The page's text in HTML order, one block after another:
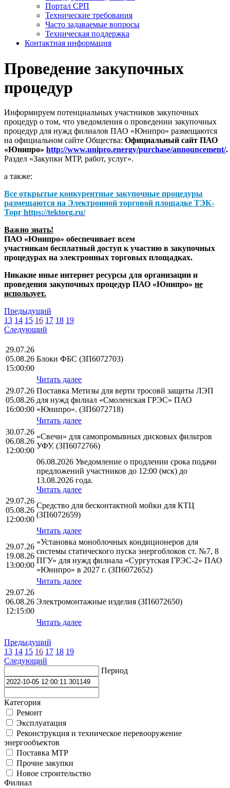
Портал СРП
Технические требования
Часто задаваемые вопросы
Техническая поддержка
Контактная информация
Проведение закупочных
процедур
Информируем потенциальных участников закупочных
процедур о том, что уведомления о проведении закупочных
процедур для нужд филиалов ПАО «Юнипро» размещаются
на официальном сайте Общества: Официальный сайт ПАО
«Юнипро» http://www.unipro.energy/purchase/announcement/.
Раздел «Закупки МТР, работ, услуг».
а также:
Все открытые конкурентные закупочные процедуры
размещаются на Электронной торговой площадке ТЭК-
Торг https://tektorg.ru/
Важно знать!
ПАО «Юнипро» обеспечивает всем
участникам бесплатный доступ к участию в закупочных
процедурах на электронных торговых площадках.
Никакие иные интернет ресурсы для организации и
проведения закупочных процедур ПАО «Юнипро» не
использует.
Предыдущий
13 14 15 16 17 18 19
Следующий
29.07.26
05.08.26
15:00:00
Блоки ФБС (ЗП6072703)
Читать далее
29.07.26
05.08.26
16:00:00
Поставка Метизы для верти тросовй защиты ЛЭП
для нужд филиал «Смоленская ГРЭС» ПАО
«Юнипро». (ЗП6072718)
Читать далее
30.07.26
06.08.26
12:00:00
«Свечи» для самопромывных дисковых фильтров
УФУ. (ЗП6072766)
06.08.2026 Уведомление о продлении срока подачи
предложений участников до 12:00 (мск) до
13.08.2026 года.
Читать далее
29.07.26
05.08.26
12:00:00
Средство для бесконтактной мойки для КТЦ
(ЗП6072659)
Читать далее
29.07.26
19.08.26
13:00:00
«Установка моноблочных кондиционеров для
системы статического пуска энергоблоков ст. №7, 8
ПГУ» для нужд филиала «Сургутская ГРЭС-2» ПАО
«Юнипро» в 2027 г. (ЗП6072652)
Читать далее
29.07.26
06.08.26
12:15:00
Электромонтажные изделия (ЗП6072650)
Читать далее
Предыдущий
13 14 15 16 17 18 19
Следующий
Период
Категория
Ремонт
Эксплуатация
Реконструкция и техническое перевооружение
энергообъектов
Поставка МТР
Прочие закупки
Новое строительство
Филиал